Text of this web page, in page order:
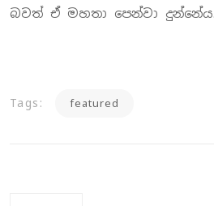
බවත් ඒ මහතා පෙන්වා දුන්නේය.
Tags: featured